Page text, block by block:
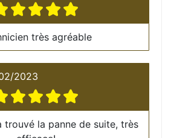
très agréable
2023
trouvé la panne de suite, très